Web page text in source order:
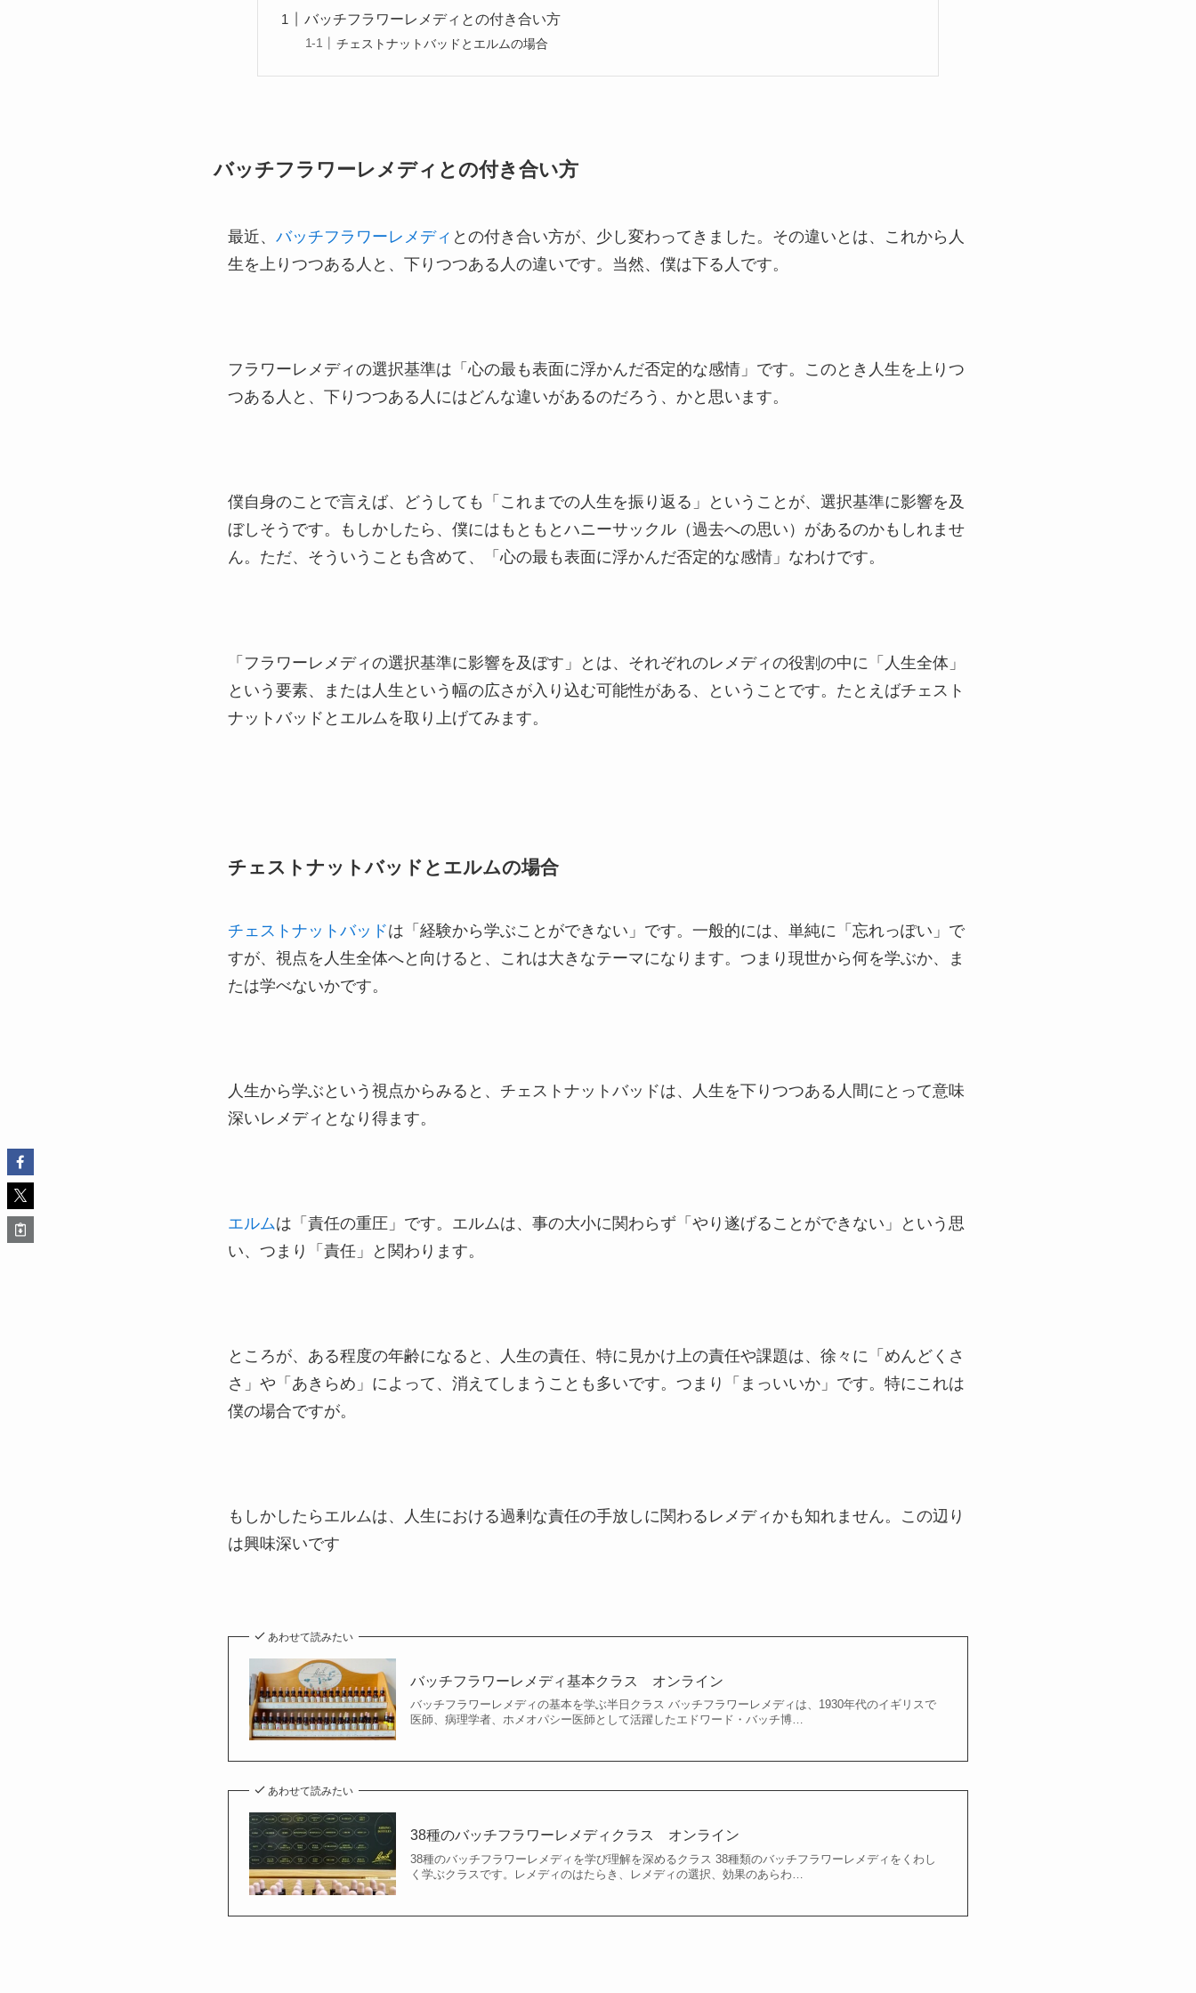
バッチフラワーレメディとの付き合い方
チェストナットバッドとエルムの場合
バッチフラワーレメディとの付き合い方
最近、 バッチフラワーレメディ との付き合い方が、少し変わってきました。その違いとは、これから人
生を上りつつある人と、下りつつある人の違いです。当然、僕は下る人です。
フラワーレメディの選択基準は「心の最も表面に浮かんだ否定的な感情」です。このとき人生を上りつ
つある人と、下りつつある人にはどんな違いがあるのだろう、かと思います。
僕自身のことで言えば、どうしても「これまでの人生を振り返る」ということが、選択基準に影響を及
ぼしそうです。もしかしたら、僕にはもともとハニーサックル（過去への思い）があるのかもしれませ
ん。ただ、そういうことも含めて、「心の最も表面に浮かんだ否定的な感情」なわけです。
「フラワーレメディの選択基準に影響を及ぼす」とは、それぞれのレメディの役割の中に「人生全体」
という要素、または人生という幅の広さが入り込む可能性がある、ということです。たとえばチェスト
ナットバッドとエルムを取り上げてみます。
チェストナットバッドとエルムの場合
チェストナットバッドは「経験から学ぶことができない」です。一般的には、単純に「忘れっぽい」で
すが、視点を人生全体へと向けると、これは大きなテーマになります。つまり現世から何を学ぶか、ま
たは学べないかです。
人生から学ぶという視点からみると、チェストナットバッドは、人生を下りつつある人間にとって意味
深いレメディとなり得ます。
エルムは「責任の重圧」です。エルムは、事の大小に関わらず「やり遂げることができない」という思
い、つまり「責任」と関わります。
ところが、ある程度の年齢になると、人生の責任、特に見かけ上の責任や課題は、徐々に「めんどくさ
さ」や「あきらめ」によって、消えてしまうことも多いです。つまり「まっいいか」です。特にこれは
僕の場合ですが。
もしかしたらエルムは、人生における過剰な責任の手放しに関わるレメディかも知れません。この辺り
は興味深いです
あわせて読みたい
バッチフラワーレメディ基本クラス オンライン
バッチフラワーレメディの基本を学ぶ半日クラス バッチフラワーレメディは、1930年代のイギリスで
医師、病理学者、ホメオパシー医師として活躍したエドワード・バッチ博…
あわせて読みたい
38種のバッチフラワーレメディクラス オンライン
38種のバッチフラワーレメディを学び理解を深めるクラス 38種類のバッチフラワーレメディをくわし
く学ぶクラスです。レメディのはたらき、レメディの選択、効果のあらわ…